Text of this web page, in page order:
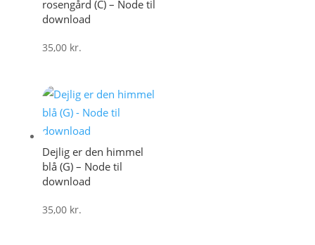
rosengård (C) – Node til
download
35,00 kr.
Dejlig er den himmel
blå (G) – Node til
download
35,00 kr.